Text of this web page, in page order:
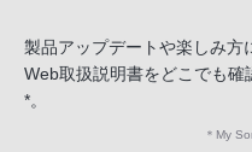
製品アップデートや楽しみ方
Web取扱説明書をどこでも確
*。
＊ My